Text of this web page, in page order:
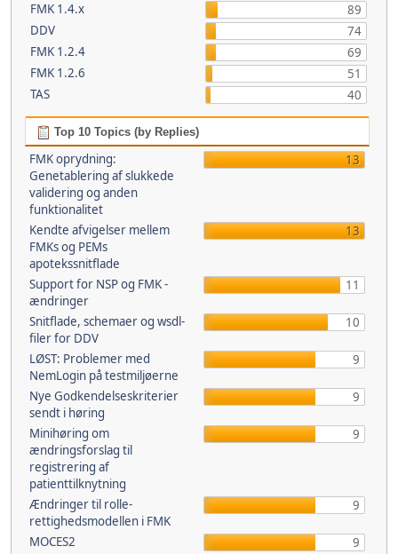
FMK 1.4.x
89
DDV
74
FMK 1.2.4
69
FMK 1.2.6
51
TAS
40
Top 10 Topics (by Replies)
FMK oprydning:
Genetablering af slukkede
validering og anden
funktionalitet
13
Kendte afvigelser mellem
FMKs og PEMs
apotekssnitflade
13
Support for NSP og FMK -
ændringer
11
Snitflade, schemaer og wsdl-
filer for DDV
10
LØST: Problemer med
NemLogin på testmiljøerne
9
Nye Godkendelseskriterier
sendt i høring
9
Minihøring om
ændringsforslag til
registrering af
patienttilknytning
9
Ændringer til rolle-
rettighedsmodellen i FMK
9
MOCES2
9